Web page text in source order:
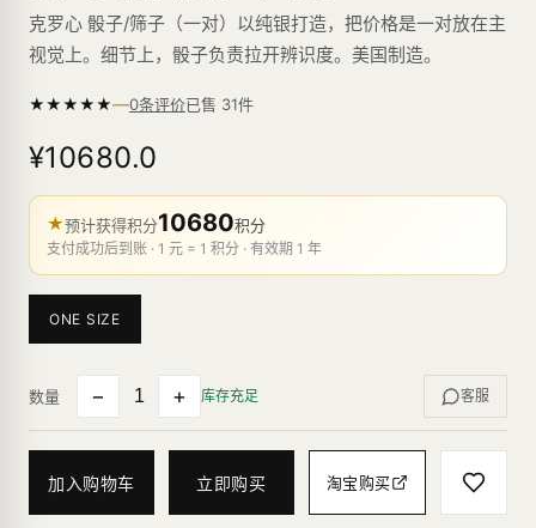
克罗心 骰子/筛子（一对）以纯银打造，把价格是一对放在主
视觉上。细节上，骰子负责拉开辨识度。美国制造。
★★★★★—0条评价已售 31件
¥10680.0
★预计获得积分10680积分
支付成功后到账 · 1 元 = 1 积分 · 有效期 1 年
ONE SIZE
数量 − + 库存充足 客服
加入购物车 立即购买 淘宝购买